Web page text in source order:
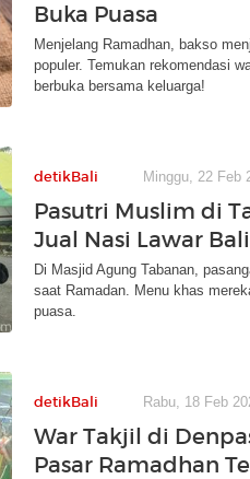
Buka Puasa
Menjelang Ramadhan, bakso
populer. Temukan rekomendasi
berbuka bersama keluarga!
detikBali Minggu, 22 Feb
Pasutri Muslim di
Jual Nasi Lawar
Di Masjid Agung Tabanan,
saat Ramadan. Menu khas
puasa.
detikBali Rabu, 18 Feb
War Takjil di
Pasar Ramadhan